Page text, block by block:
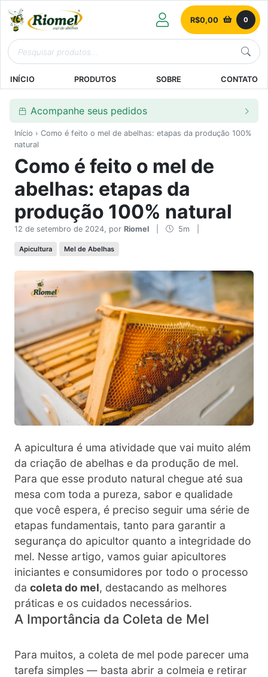
R$0,00 0
INÍCIO PRODUTOS SOBRE CONTATO
Acompanhe seus pedidos
Início › Como é feito o mel de abelhas: etapas da produção 100%
natural
Como é feito o mel de
abelhas: etapas da
produção 100% natural
12 de setembro de 2024, por Riomel 5m
Apicultura Mel de Abelhas
A apicultura é uma atividade que vai muito além
da criação de abelhas e da produção de mel.
Para que esse produto natural chegue até sua
mesa com toda a pureza, sabor e qualidade
que você espera, é preciso seguir uma série de
etapas fundamentais, tanto para garantir a
segurança do apicultor quanto a integridade do
mel. Nesse artigo, vamos guiar apicultores
iniciantes e consumidores por todo o processo
da coleta do mel, destacando as melhores
práticas e os cuidados necessários.
A Importância da Coleta de Mel
Para muitos, a coleta de mel pode parecer uma
tarefa simples — basta abrir a colmeia e retirar